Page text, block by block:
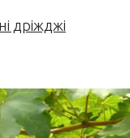
дріжджі